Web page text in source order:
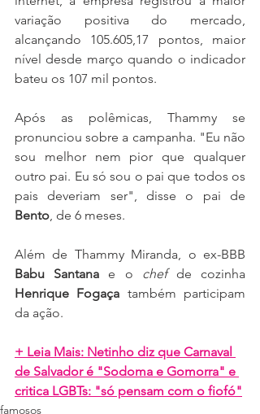
variação positiva do mercado,
alcançando 105.605,17 pontos, maior
nível desde março quando o indicador
bateu os 107 mil pontos.
Após as polêmicas, Thammy se
pronunciou sobre a campanha. "Eu não
sou melhor nem pior que qualquer
outro pai. Eu só sou o pai que todos os
Bento , de 6 meses.
Babu Santana e o chef
Henrique Fogaça também participam
da ação.
+ Leia Mais: Netinho diz que Carnaval
de Salvador é "Sodoma e Gomorra" e
critica LGBTs: "só pensam com o fiofó"
famosos